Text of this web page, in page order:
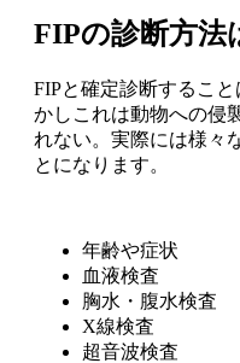
FIPの診断方法
FIPと確定診断するこ
かしこれは動物への侵
れない。実際には様々
とになります。
年齢や症状
血液検査
胸水・腹水検査
X線検査
超音波検査